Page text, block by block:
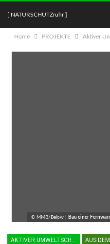
[ NATURSCHUTZruhr ]
Home PROJEKTE Aktiver
© MMB/Below | Bau einer
AKTIVER UMWELTSCHUTZ AUS